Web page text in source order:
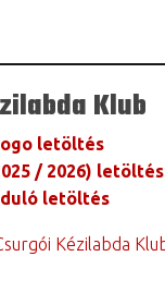
Klub
letöltés
/ 2026) letöltés
letöltés